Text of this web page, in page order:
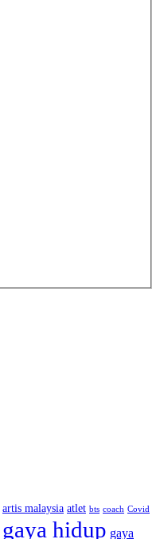
artis malaysia atlet bts coach Covid
gaya hidup gaya